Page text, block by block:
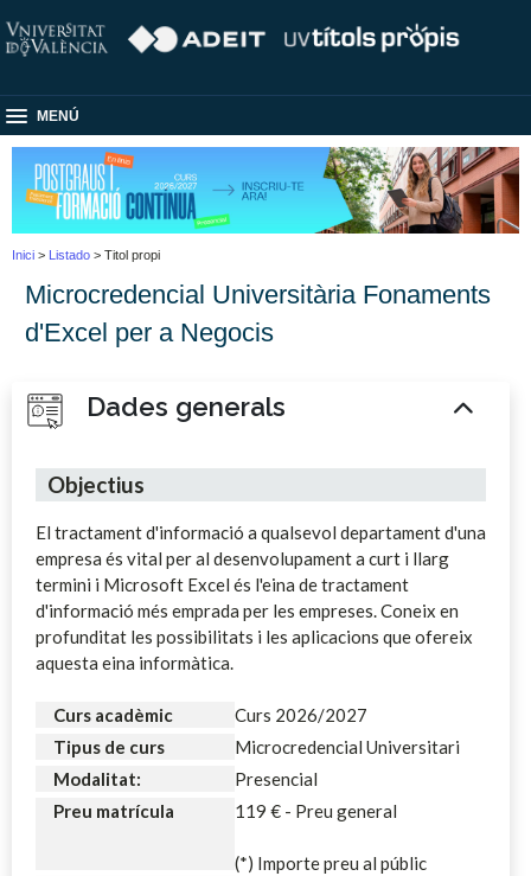
MENÚ
Inici > Listado > Titol propi
Microcredencial Universitària Fonaments
d'Excel per a Negocis
Dades generals
Objectius
El tractament d'informació a qualsevol departament d'una
empresa és vital per al desenvolupament a curt i llarg
termini i Microsoft Excel és l'eina de tractament
d'informació més emprada per les empreses. Coneix en
profunditat les possibilitats i les aplicacions que ofereix
aquesta eina informàtica.
Curs acadèmic
Curs 2026/2027
Tipus de curs
Microcredencial Universitari
Modalitat:
Presencial
Preu matrícula
119 € - Preu general
(*) Importe preu al públic